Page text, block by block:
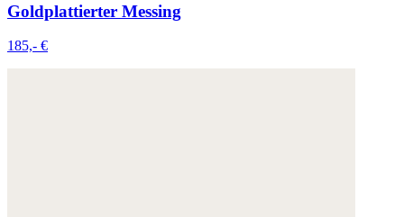
Goldplattierter Messing
185,- €